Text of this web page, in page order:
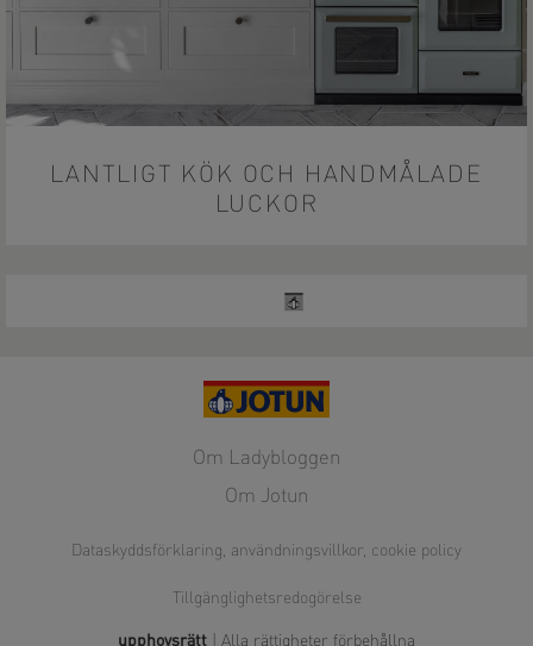
LANTLIGT KÖK OCH HANDMÅLADE
LUCKOR
Om Ladybloggen
Om Jotun
Dataskyddsförklaring, användningsvillkor, cookie policy
Tillgänglighetsredogörelse
upphovsrätt | Alla rättigheter förbehållna